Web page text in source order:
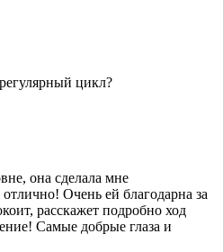
цикл?
она сделала мне
Очень ей благодарна за
расскажет подробно ход
Самые добрые глаза и